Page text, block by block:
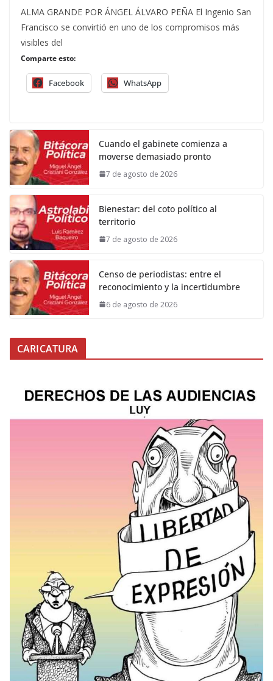
ALMA GRANDE POR ÁNGEL ÁLVARO PEÑA El Ingenio San
Francisco se convirtió en uno de los compromisos más
visibles del
Comparte esto:
Facebook WhatsApp
Cuando el gabinete comienza a
moverse demasiado pronto
7 de agosto de 2026
Bienestar: del coto político al
territorio
7 de agosto de 2026
Censo de periodistas: entre el
reconocimiento y la incertidumbre
6 de agosto de 2026
CARICATURA